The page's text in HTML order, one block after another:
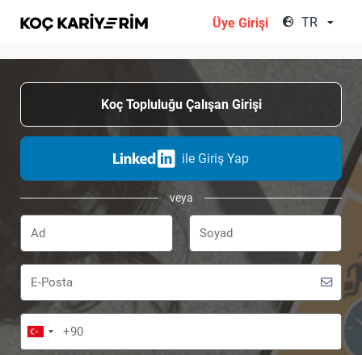
Üye Girişi TR
Koç Topluluğu Çalışan Girişi
ile Giriş Yap
veya